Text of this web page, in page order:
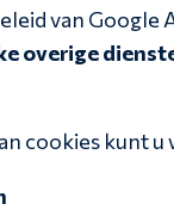
van Google
overige
cookies kunt